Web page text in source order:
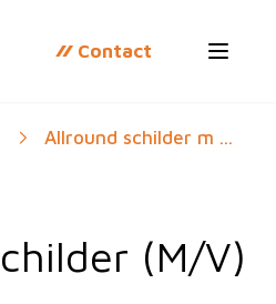
Contact
Open
Allround schilder m ...
(M/V)